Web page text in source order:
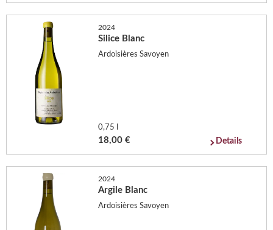
2024
Silice Blanc
Ardoisières Savoyen
0,75 l
18,00 € Details
2024
Argile Blanc
Ardoisières Savoyen